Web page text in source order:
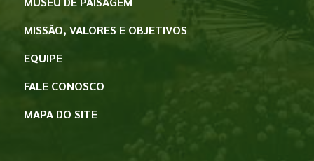
MISSÃO, VALORES E OBJETIVOS
EQUIPE
FALE CONOSCO
MAPA DO SITE